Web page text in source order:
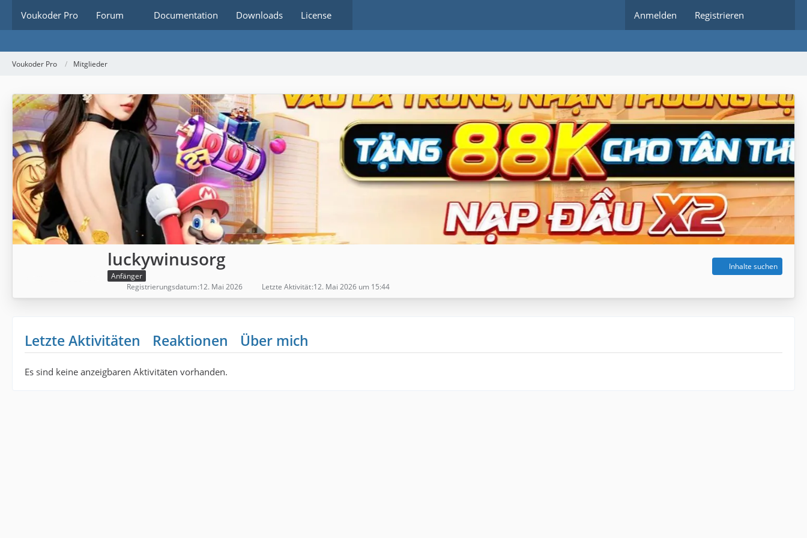
Voukoder Pro Forum Documentation Downloads License Anmelden Registrieren
Voukoder Pro Mitglieder
luckywinusorg
Anfänger
Inhalte suchen
Registrierungsdatum 12. Mai 2026 Letzte Aktivität 12. Mai 2026 um 15:44
Letzte Aktivitäten Reaktionen Über mich
Es sind keine anzeigbaren Aktivitäten vorhanden.